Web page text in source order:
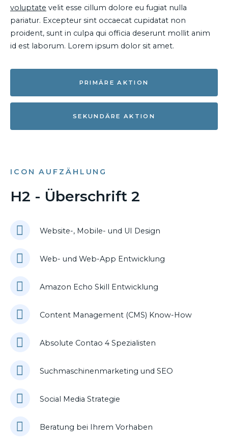
voluptate velit esse cillum dolore eu fugiat nulla
pariatur. Excepteur sint occaecat cupidatat non
proident, sunt in culpa qui officia deserunt mollit anim
id est laborum. Lorem ipsum dolor sit amet.
PRIMÄRE AKTION
SEKUNDÄRE AKTION
ICON AUFZÄHLUNG
H2 - Überschrift 2
Website-, Mobile- und UI Design
Web- und Web-App Entwicklung
Amazon Echo Skill Entwicklung
Content Management (CMS) Know-How
Absolute Contao 4 Spezialisten
Suchmaschinenmarketing und SEO
Social Media Strategie
Beratung bei Ihrem Vorhaben